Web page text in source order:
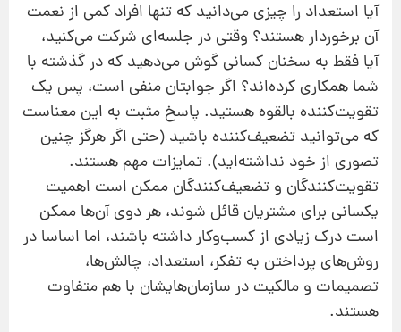
آیا استعداد را چیزی می‌دانید که تنها افراد کمی از نعمت
آن برخوردار هستند؟ وقتی در جلسه‌ای شرکت می‌کنید،
آیا فقط به سخنان کسانی گوش می‌دهید که در گذشته با
شما همکاری کرده‌اند؟ اگر جوابتان منفی است، پس یک
تقویت‌کننده بالقوه هستید. پاسخ مثبت به این معناست
که می‌توانید تضعیف‌کننده باشید (حتی اگر هرگز چنین
تصوری از خود نداشته‌اید). تمایزات مهم هستند.
تقویت‌کنندگان و تضعیف‌کنندگان ممکن است اهمیت
یکسانی برای مشتریان قائل شوند، هر دوی آن‌ها ممکن
است درک زیادی از کسب‌وکار داشته باشند، اما اساسا در
روش‌های پرداختن به تفکر، استعداد،‌ چالش‌ها،‌
تصمیمات و مالکیت در سازمان‌هایشان با هم متفاوت
هستند.